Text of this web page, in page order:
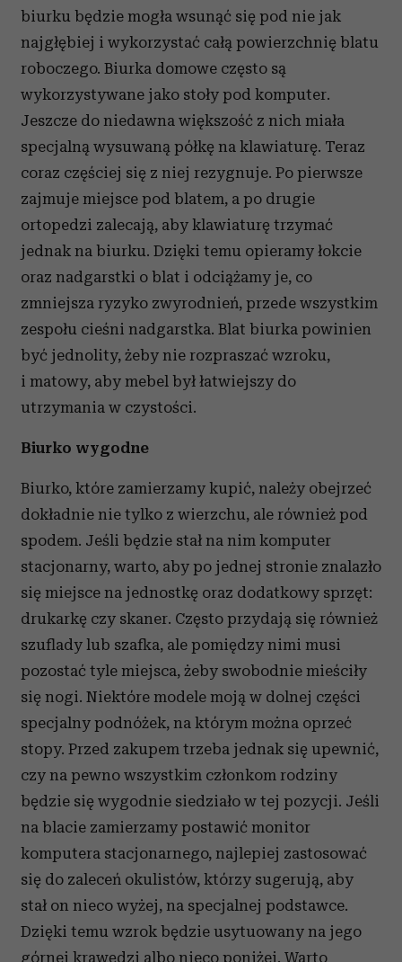
biurku będzie mogła wsunąć się pod nie jak
najgłębiej i wykorzystać całą powierzchnię blatu
roboczego. Biurka domowe często są
wykorzystywane jako stoły pod komputer.
Jeszcze do niedawna większość z nich miała
specjalną wysuwaną półkę na klawiaturę. Teraz
coraz częściej się z niej rezygnuje. Po pierwsze
zajmuje miejsce pod blatem, a po drugie
ortopedzi zalecają, aby klawiaturę trzymać
jednak na biurku. Dzięki temu opieramy łokcie
oraz nadgarstki o blat i odciążamy je, co
zmniejsza ryzyko zwyrodnień, przede wszystkim
zespołu cieśni nadgarstka. Blat biurka powinien
być jednolity, żeby nie rozpraszać wzroku,
i matowy, aby mebel był łatwiejszy do
utrzymania w czystości.
Biurko wygodne
Biurko, które zamierzamy kupić, należy obejrzeć
dokładnie nie tylko z wierzchu, ale również pod
spodem. Jeśli będzie stał na nim komputer
stacjonarny, warto, aby po jednej stronie znalazło
się miejsce na jednostkę oraz dodatkowy sprzęt:
drukarkę czy skaner. Często przydają się również
szuflady lub szafka, ale pomiędzy nimi musi
pozostać tyle miejsca, żeby swobodnie mieściły
się nogi. Niektóre modele moją w dolnej części
specjalny podnóżek, na którym można oprzeć
stopy. Przed zakupem trzeba jednak się upewnić,
czy na pewno wszystkim członkom rodziny
będzie się wygodnie siedziało w tej pozycji. Jeśli
na blacie zamierzamy postawić monitor
komputera stacjonarnego, najlepiej zastosować
się do zaleceń okulistów, którzy sugerują, aby
stał on nieco wyżej, na specjalnej podstawce.
Dzięki temu wzrok będzie usytuowany na jego
górnej krawędzi albo nieco poniżej. Warto